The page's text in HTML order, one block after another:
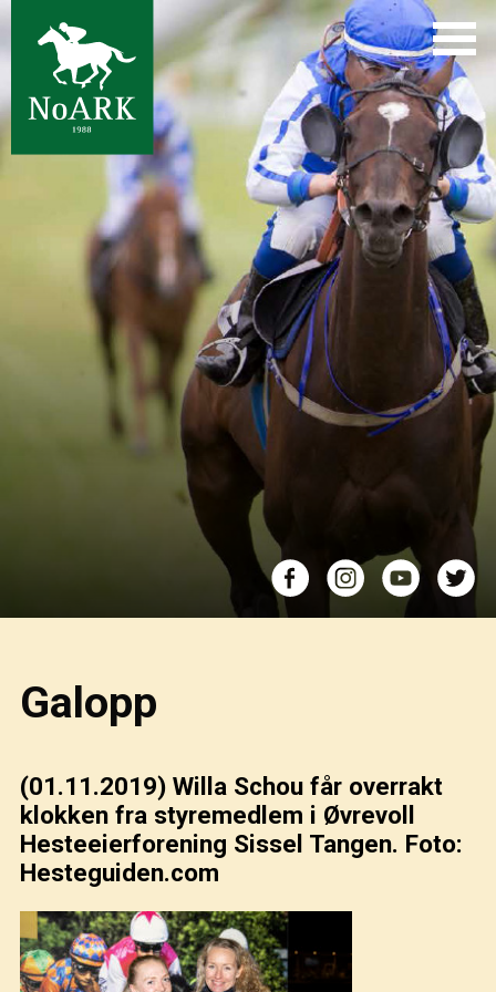
Galopp
(01.11.2019) Willa Schou får overrakt
klokken fra styremedlem i Øvrevoll
Hesteeierforening Sissel Tangen. Foto:
Hesteguiden.com